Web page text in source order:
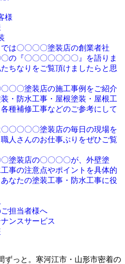
様
では〇〇〇〇塗装店の創業者社
の『〇〇〇〇〇〇〇』を語りま
ちなりをご覧頂けましたらと思
〇〇塗装店の施工事例をご紹介
・防水工事・屋根塗装・屋根工
種補修工事などのご参考にして
〇〇〇〇塗装店の毎日の現場を
人さんのお仕事ぶりをぜひご覧
塗装店の〇〇〇〇が、外壁塗
事の注意点やポイントを具体的
なたの塗装工事・防水工事に役
担当者様へ
ンスサービス
ずっと。寒河江市・山形市密着の